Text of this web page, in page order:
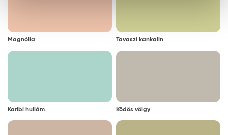
Magnólia Tavaszi kankalin
Karibi hullám Ködös völgy